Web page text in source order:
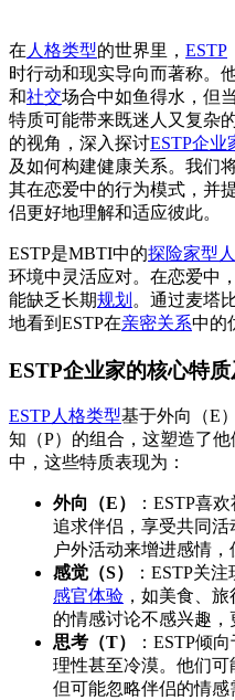
在 人格类型的世界里， ESTP
时行动和现实导向而著称。
和社交场合中如鱼得水，但
特质可能带来既迷人又复杂
的视角，深入探讨ESTP企业
及如何构建健康关系。我们
其在恋爱中的行为模式，并
侣更好地理解和适应彼此。
ESTP是MBTI中的探险家型
环境中灵活应对。在恋爱中
能缺乏长期规划 。通过麦塔
地看到ESTP在亲密关系中的
ESTP企业家的核心特
ESTP人格类型基于外向（E
知（P）的组合，这塑造了
中，这些特质表现为：
外向（E）
：ESTP喜
追求伴侣，享受共同
户外活动来增进感情
感觉（S）
：ESTP关
感官体验 ，如美食、
的情感讨论不感兴趣，
思考（T）
：ESTP倾
理性甚至冷漠。他们可
但可能忽略伴侣的情感